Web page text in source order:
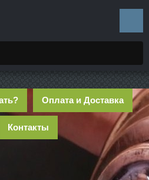
Оплата и Доставка
Контакты